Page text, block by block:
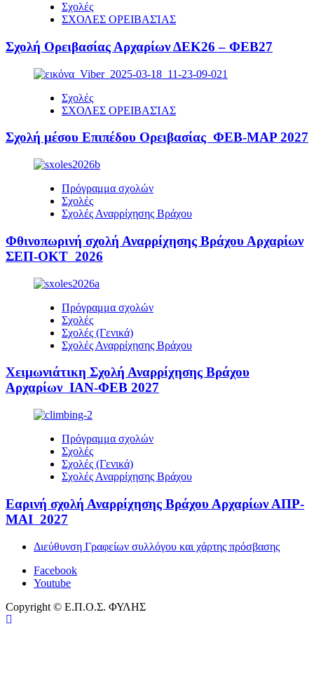
Σχολές
ΣΧΟΛΕΣ ΟΡΕΙΒΑΣΊΑΣ
Σχολή Ορειβασίας Αρχαρίων ΔΕΚ26 – ΦΕΒ27
Σχολές
ΣΧΟΛΕΣ ΟΡΕΙΒΑΣΊΑΣ
Σχολή μέσου Επιπέδου Ορειβασίας ΦΕΒ-ΜΑΡ 2027
Πρόγραμμα σχολών
Σχολές
Σχολές Αναρρίχησης Βράχου
Φθινοπωρινή σχολή Αναρρίχησης Βράχου Αρχαρίων
ΣΕΠ-ΟΚΤ 2026
Πρόγραμμα σχολών
Σχολές
Σχολές (Γενικά)
Σχολές Αναρρίχησης Βράχου
Χειμωνιάτικη Σχολή Αναρρίχησης Βράχου
Αρχαρίων ΙΑΝ-ΦΕΒ 2027
Πρόγραμμα σχολών
Σχολές
Σχολές (Γενικά)
Σχολές Αναρρίχησης Βράχου
Εαρινή σχολή Αναρρίχησης Βράχου Αρχαρίων ΑΠΡ-
ΜΑΙ 2027
Διεύθυνση Γραφείων συλλόγου και χάρτης πρόσβασης
Facebook
Youtube
Copyright © Ε.Π.Ο.Σ. ΦΥΛΗΣ